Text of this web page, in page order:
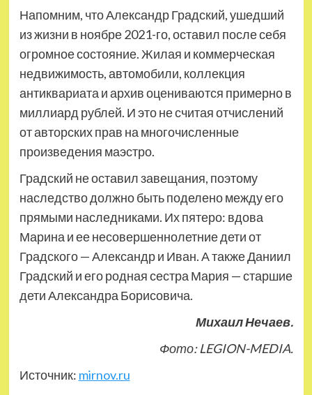
Напомним, что Александр Градский, ушедший
из жизни в ноябре 2021-го, оставил после себя
огромное состояние. Жилая и коммерческая
недвижимость, автомобили, коллекция
антиквариата и архив оцениваются примерно в
миллиард рублей. И это не считая отчислений
от авторских прав на многочисленные
произведения маэстро.
Градский не оставил завещания, поэтому
наследство должно быть поделено между его
прямыми наследниками. Их пятеро: вдова
Марина и ее несовершеннолетние дети от
Градского — Александр и Иван. А также Даниил
Градский и его родная сестра Мария — старшие
дети Александра Борисовича.
Михаил Нечаев.
Фото: LEGION-MEDIA.
Источник: mirnov.ru